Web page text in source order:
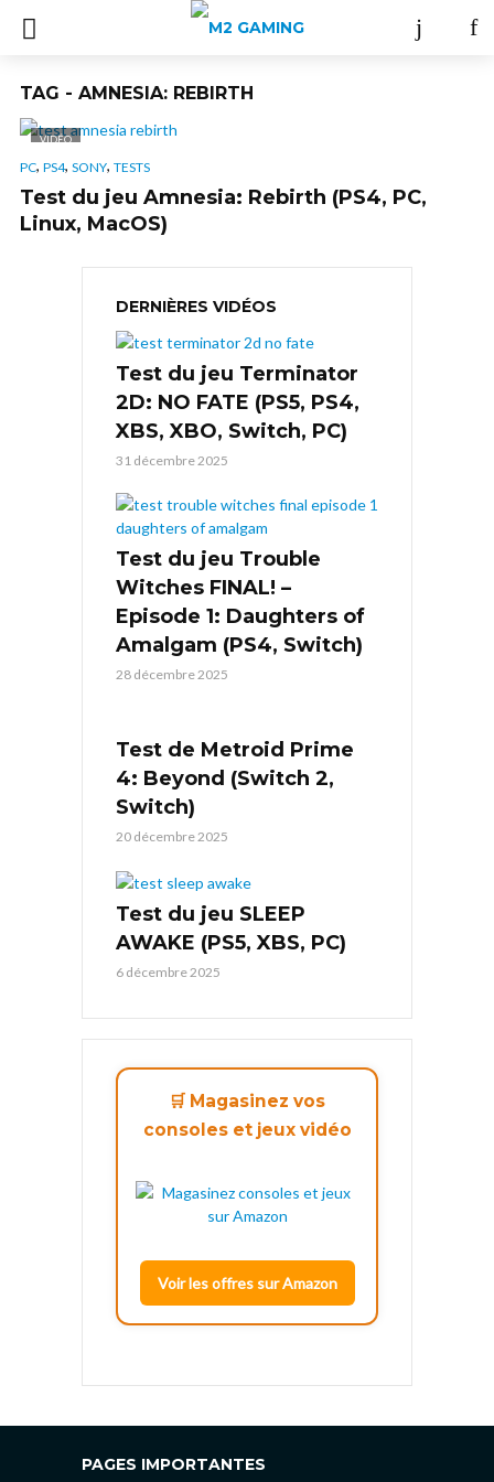
TAG - AMNESIA: REBIRTH
VIDÉO
PC, PS4, SONY, TESTS
Test du jeu Amnesia: Rebirth (PS4, PC,
Linux, MacOS)
DERNIÈRES VIDÉOS
Test du jeu Terminator
2D: NO FATE (PS5, PS4,
XBS, XBO, Switch, PC)
31 décembre 2025
Test du jeu Trouble
Witches FINAL! –
Episode 1: Daughters of
Amalgam (PS4, Switch)
28 décembre 2025
Test de Metroid Prime
4: Beyond (Switch 2,
Switch)
20 décembre 2025
Test du jeu SLEEP
AWAKE (PS5, XBS, PC)
6 décembre 2025
🛒 Magasinez vos
consoles et jeux vidéo
Voir les offres sur Amazon
PAGES IMPORTANTES